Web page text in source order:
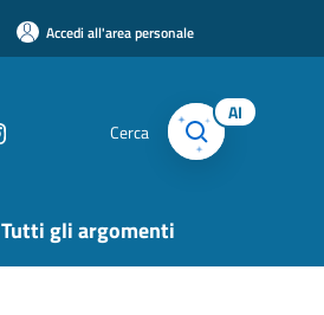
Accedi all'area personale
Cerca
AI
Tutti gli argomenti